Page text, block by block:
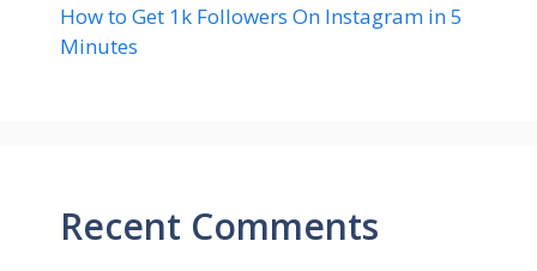
How to Get 1k Followers On Instagram in 5
Minutes
Recent Comments